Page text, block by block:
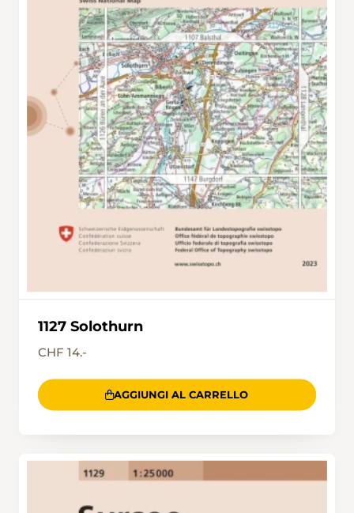
1127 Solothurn
CHF 14.-
AGGIUNGI AL CARRELLO